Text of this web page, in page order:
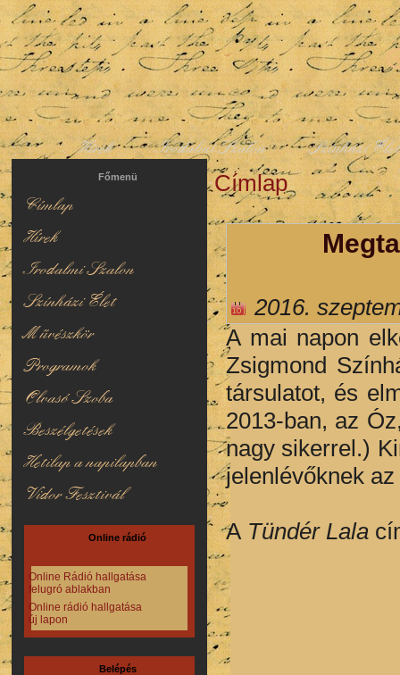
Hírek Irodalmi Szalon Színházi
Főmenü
Címlap
Hírek
Irodalmi Szalon
Színházi Élet
Művészkör
Programok
Olvasó Szoba
Beszélgetések
Hetilap a napilapban
Vidor Fesztivál
Online rádió
Online Rádió hallgatása
felugró ablakban
Online rádió hallgatása
új lapon
Belépés
Jelenlegi hely
Címlap
2016.
A mai napon
Zsigmond
társulatot, és
2013-ban, az
nagy sikerrel.)
jelenlévőknek
A Tündér Lala